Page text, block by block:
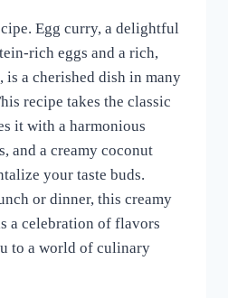
Egg curry, a delightful
rich eggs and a rich,
is a cherished dish in many
recipe takes the classic
it with a harmonious
and a creamy coconut
your taste buds.
or dinner, this creamy
a celebration of flavors
to a world of culinary